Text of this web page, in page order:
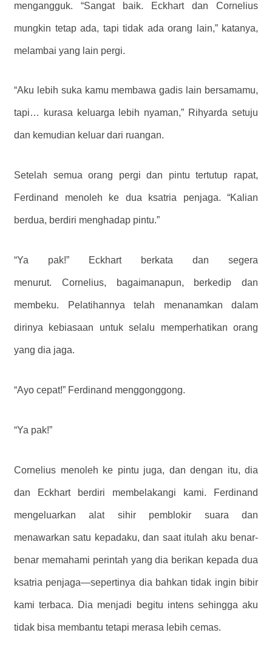
mengangguk. “Sangat baik. Eckhart dan Cornelius
mungkin tetap ada, tapi tidak ada orang lain,” katanya,
melambai yang lain pergi.
“Aku lebih suka kamu membawa gadis lain bersamamu,
tapi… kurasa keluarga lebih nyaman,” Rihyarda setuju
dan kemudian keluar dari ruangan.
Setelah semua orang pergi dan pintu tertutup rapat,
Ferdinand menoleh ke dua ksatria penjaga. “Kalian
berdua, berdiri menghadap pintu.”
“Ya pak!” Eckhart berkata dan segera
menurut. Cornelius, bagaimanapun, berkedip dan
membeku. Pelatihannya telah menanamkan dalam
dirinya kebiasaan untuk selalu memperhatikan orang
yang dia jaga.
“Ayo cepat!” Ferdinand menggonggong.
“Ya pak!”
Cornelius menoleh ke pintu juga, dan dengan itu, dia
dan Eckhart berdiri membelakangi kami. Ferdinand
mengeluarkan alat sihir pemblokir suara dan
menawarkan satu kepadaku, dan saat itulah aku benar-
benar memahami perintah yang dia berikan kepada dua
ksatria penjaga—sepertinya dia bahkan tidak ingin bibir
kami terbaca. Dia menjadi begitu intens sehingga aku
tidak bisa membantu tetapi merasa lebih cemas.